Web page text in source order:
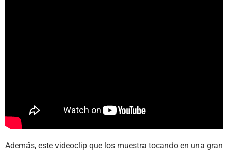
Además, este videoclip que los muestra tocando en una gran